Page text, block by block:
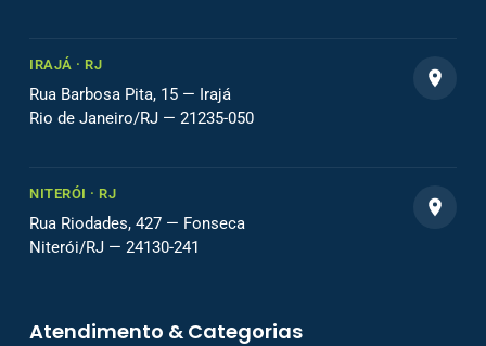
IRAJÁ · RJ
Rua Barbosa Pita, 15 — Irajá
Rio de Janeiro/RJ — 21235-050
NITERÓI · RJ
Rua Riodades, 427 — Fonseca
Niterói/RJ — 24130-241
Atendimento & Categorias